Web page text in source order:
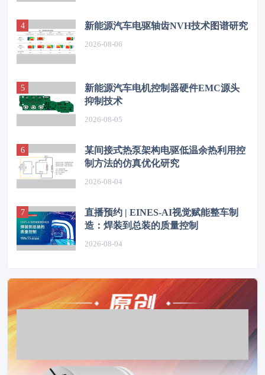
新能源汽车电驱轴齿NVH技术图谱研究
2026-08-06
新能源汽车电机控制器硬件EMC源头
抑制技术
2026-08-05
某间接式热泵架构电驱低温余热利用控
制方法的仿真优化研究
2026-08-04
直播预约 | EINES-AI视觉赋能整车制
造：焊装到总装的质量控制
2026-08-04